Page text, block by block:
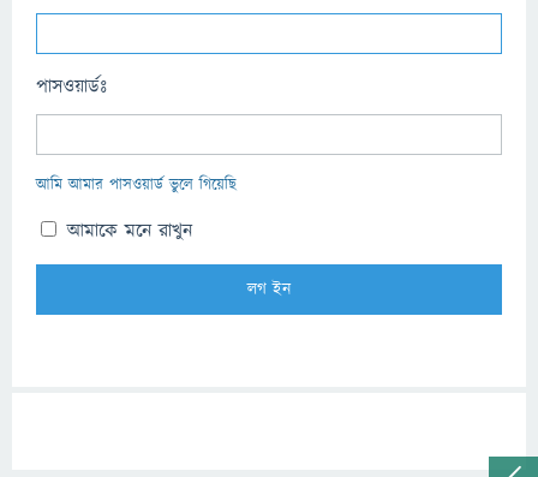
পাসওয়ার্ডঃ
আমি আমার পাসওয়ার্ড ভুলে গিয়েছি
আমাকে মনে রাখুন